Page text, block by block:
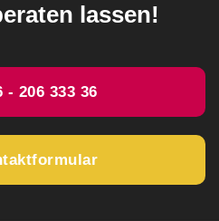
lassen!
- 206 333 36